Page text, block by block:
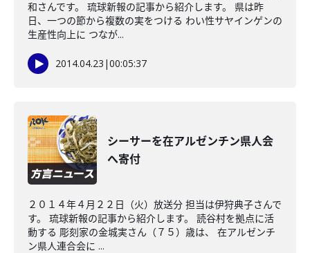
和さんです。 琉球新報の記事から紹介します。 県は昨
日、一つの節から複数の実をつける わい性サヤインゲンの
生産性向上に つなが...
2014.04.23 |00:05:37
シーサーを在アルゼンチン県人会
へ寄付
２０１４年４月２２日（火）放送分 担当は伊狩典子さんで
す。 琉球新報の記事から紹介します。 読谷村を拠点に活
動する 彫刻家の金城実さん（７５）歳は、 在アルゼンチ
ン県人連合会に ...